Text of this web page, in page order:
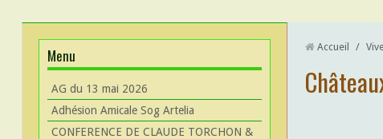
Menu
AG du 13 mai 2026
Adhésion Amicale Sog Artelia
CONFERENCE DE CLAUDE TORCHON &
Accueil /